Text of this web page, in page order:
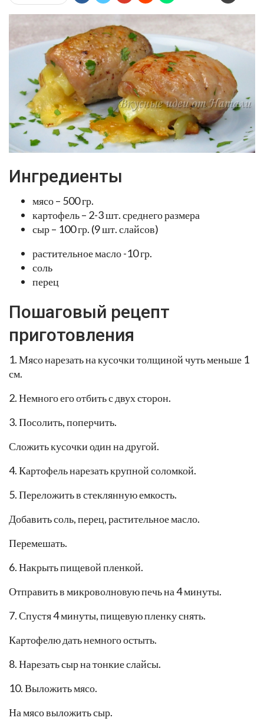
Ингредиенты
мясо – 500 гр.
картофель – 2-3 шт. среднего размера
сыр – 100 гр. (9 шт. слайсов)
растительное масло -10 гр.
соль
перец
Пошаговый рецепт
приготовления
1. Мясо нарезать на кусочки толщиной чуть меньше 1
см.
2. Немного его отбить с двух сторон.
3. Посолить, поперчить.
Сложить кусочки один на другой.
4. Картофель нарезать крупной соломкой.
5. Переложить в стеклянную емкость.
Добавить соль, перец, растительное масло.
Перемешать.
6. Накрыть пищевой пленкой.
Отправить в микроволновую печь на 4 минуты.
7. Спустя 4 минуты, пищевую пленку снять.
Картофелю дать немного остыть.
8. Нарезать сыр на тонкие слайсы.
10. Выложить мясо.
На мясо выложить сыр.